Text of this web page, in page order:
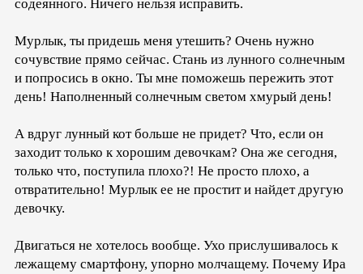
содеянного. Ничего нельзя исправить.
Мурлык, ты придешь меня утешить? Очень нужно
сочувствие прямо сейчас. Стань из лунного солнечным
и попросись в окно. Ты мне поможешь пережить этот
день! Наполненный солнечным светом хмурый день!
А вдруг лунный кот больше не придет? Что, если он
заходит только к хорошим девочкам? Она же сегодня,
только что, поступила плохо?! Не просто плохо, а
отвратительно! Мурлык ее не простит и найдет другую
девочку.
Двигаться не хотелось вообще. Ухо прислушивалось к
лежащему смартфону, упорно молчащему. Почему Ира